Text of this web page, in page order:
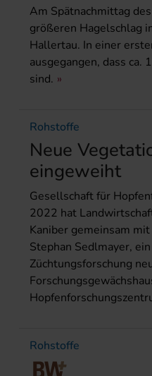
Am Spätnachmittag
größeren Hagelschlag
Hallertau. In einer
ausgegangen, dass
sind.
Rohstoffe
Neue
eingeweiht
Gesellschaft für
2022 hat
Kaniber gemeinsam
Stephan Sedlmayer,
Züchtungsforschung
Rohstoffe